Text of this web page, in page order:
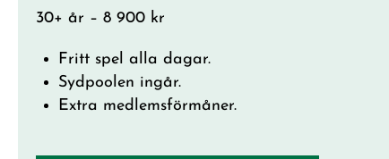
30+ år – 8 900 kr
Fritt spel alla dagar.
Sydpoolen ingår.
Extra medlemsförmåner.